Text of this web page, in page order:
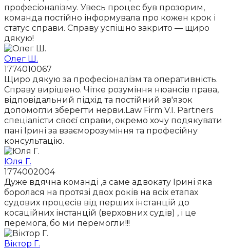
професіоналізму. Увесь процес був прозорим,
команда постійно інформувала про кожен крок і
статус справи. Справу успішно закрито — щиро
дякую!
Олег Ш.
1774010067
Щиро дякую за професіоналізм та оперативність.
Справу вирішено. Чітке розуміння нюансів права,
відповідальний підхід та постійний зв'язок
допомогли зберегти нерви.Law Firm V.I. Partners
спеціалісти своєї справи, окремо хочу подякувати
пані Ірині за взаєморозуміння та професійну
консультацію.
Юля Г.
1774002004
Дуже вдячна команді ,а саме адвокату Ірині яка
боролася на протязі двох років на всіх етапах
судових процесів від перших інстанцій до
косаційних інстанцій (верховних судів) , і це
перемога, бо ми перемогли!!!
Віктор Г.